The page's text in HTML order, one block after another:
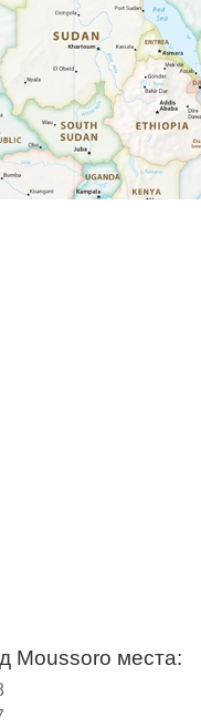
Moussoro места: